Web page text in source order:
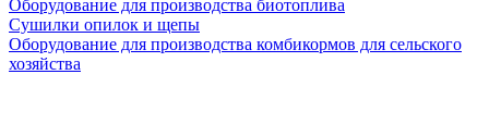
Оборудование для производства биотоплива
Сушилки опилок и щепы
Оборудование для производства комбикормов для сельского
хозяйства